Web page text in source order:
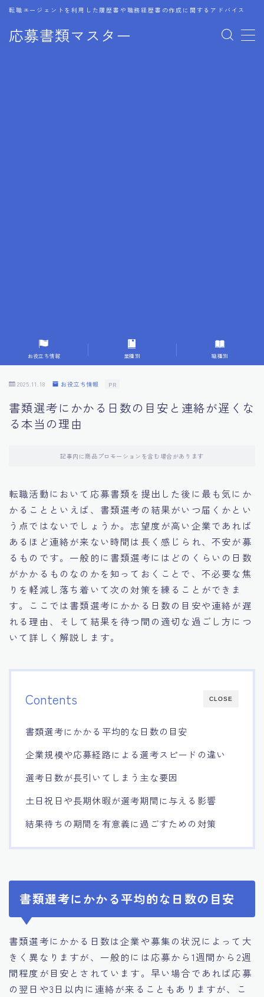
応募書類マスター
転職エージェントを利用した履歴書や職務経歴書の作成に関するアドバイス
MENU
9.転職成功者の事例分析とアドバイス
10.面接官に好印象を与える方法
11.キャリアアップを目指す人の応募書類
14.デジタル化やAIの進化がもたらす影響
お役立ち情報 業種別 職種別
2025.11.18 お役立ち情報 PR
書類選考にかかる日数の目安と連絡が遅くな
る本当の理由
記事内に商品プロモーションを含む場合があります
転職活動において応募書類を提出した後に最も気にか
かることといえば、書類選考の結果がいつ届くかとい
う点ではないでしょうか。志望度が高い企業であれば
あるほど連絡が来ない時間は長く感じられ、不安が募
るものです。一般的に書類選考にはどのくらいの日数
がかかるものなのかを知っておくことで、不必要な焦
りを軽減し落ち着いて次の対策を練ることができま
す。ここでは書類選考にかかる日数の目安や連絡が遅
れる理由、そして結果を待つ間の適切な過ごし方につ
いて詳しく解説します。
CLOSE
Contents
書類選考にかかる平均的な日数の目安
企業規模や応募経路による選考スピードの違い
選考日数が長引いてしまう主な要因
土日祝日や長期休暇が選考期間に与える影響
結果待ちの期間を有意義に過ごすための対策
書類選考にかかる平均的な日数の目安
書類選考にかかる日数は企業や募集の状況によって大
きく異なりますが、一般的には応募から1週間から2週
間程度が目安とされています。早い場合であれば応募
の翌日や3日以内に連絡が来ることもありますが、こ